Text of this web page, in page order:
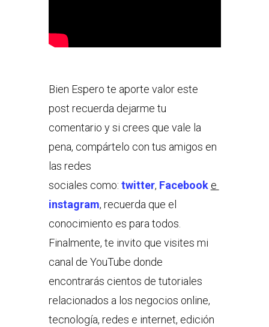
Bien Espero te aporte valor este
post recuerda dejarme tu
comentario y si crees que vale la
pena, compártelo con tus amigos en
las redes
sociales como: twitter, Facebook e
instagram, recuerda que el
conocimiento es para todos.
Finalmente, te invito que visites mi
canal de YouTube donde
encontrarás cientos de tutoriales
relacionados a los negocios online,
tecnología, redes e internet, edición